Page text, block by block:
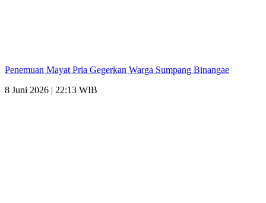
Penemuan Mayat Pria Gegerkan Warga Sumpang Binangae
8 Juni 2026 | 22:13 WIB